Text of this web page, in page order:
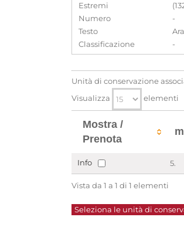
Estremi
Numero
-
Testo
Classificazione
-
Unità di conservazione
Visualizza elementi
Mostra /
Prenota
Info 5.
Vista da 1 a 1 di 1 elementi
Seleziona le unità di